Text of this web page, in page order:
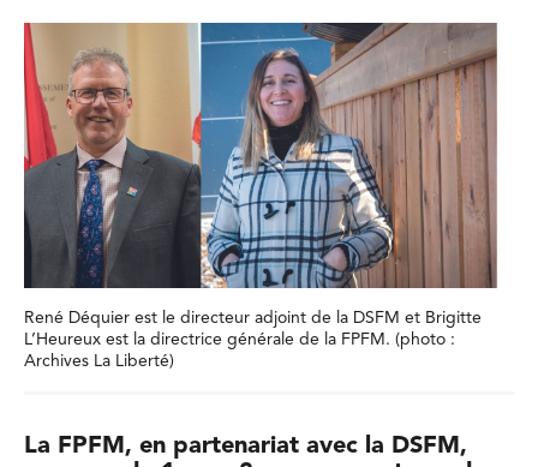
René Déquier est le directeur adjoint de la DSFM et Brigitte
L’Heureux est la directrice générale de la FPFM. (photo :
Archives La Liberté)
La FPFM, en partenariat avec la DSFM,